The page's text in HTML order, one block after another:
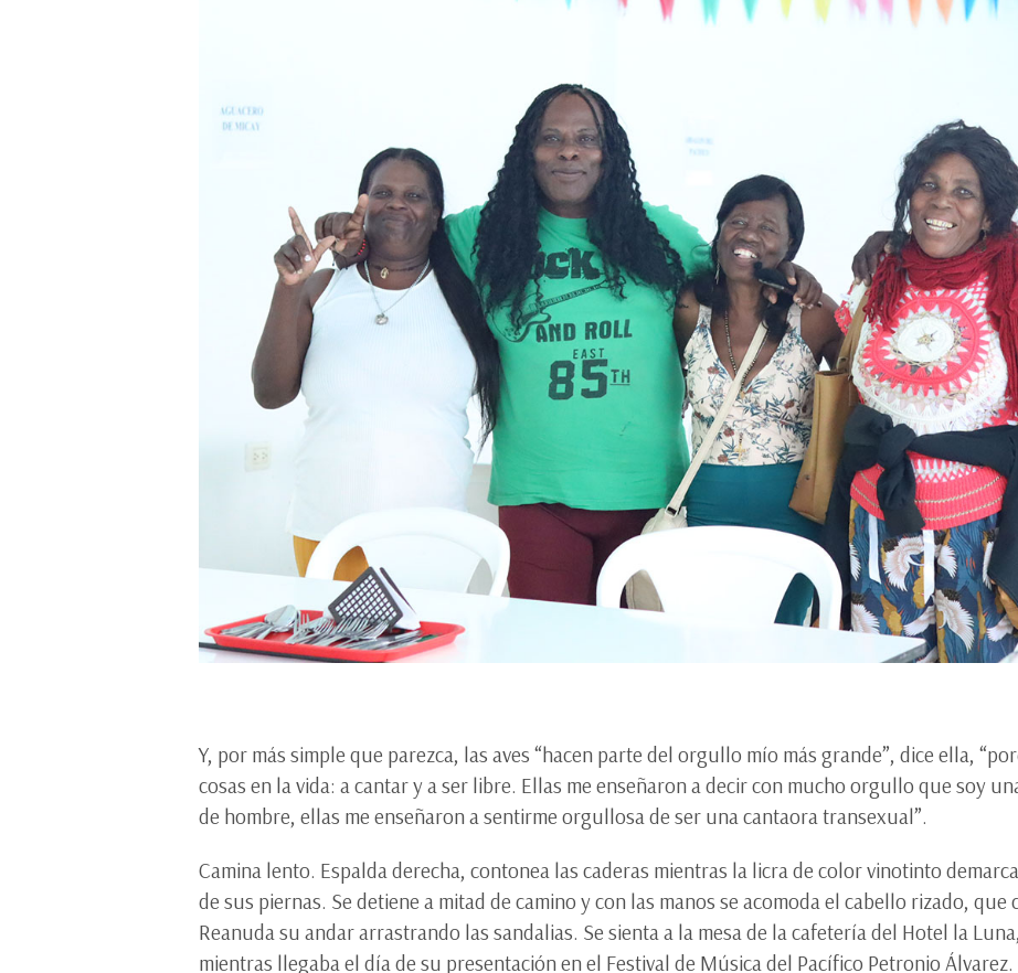
Y, por más simple que parezca, las aves “hacen parte del orgullo mío más grande”, dice ella,
cosas en la vida: a cantar y a ser libre. Ellas me enseñaron a decir con mucho orgullo que soy
de hombre, ellas me enseñaron a sentirme orgullosa de ser una cantaora transexual”.
Camina lento. Espalda derecha, contonea las caderas mientras la licra de color vinotinto
de sus piernas. Se detiene a mitad de camino y con las manos se acomoda el cabello rizado, que
Reanuda su andar arrastrando las sandalias. Se sienta a la mesa de la cafetería del Hotel la
mientras llegaba el día de su presentación en el Festival de Música del Pacífico Petronio